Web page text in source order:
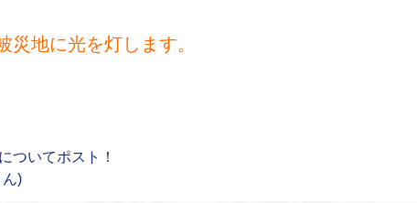
災地に光を灯します。
ついてポスト！
)